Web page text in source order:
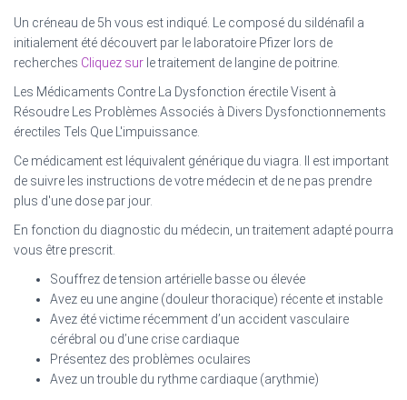
Un créneau de 5h vous est indiqué. Le composé du sildénafil a
initialement été découvert par le laboratoire Pfizer lors de
recherches Cliquez sur le traitement de langine de poitrine.
Les Médicaments Contre La Dysfonction érectile Visent à
Résoudre Les Problèmes Associés à Divers Dysfonctionnements
érectiles Tels Que L'impuissance.
Ce médicament est léquivalent générique du viagra. Il est important
de suivre les instructions de votre médecin et de ne pas prendre
plus d'une dose par jour.
En fonction du diagnostic du médecin, un traitement adapté pourra
vous être prescrit.
Souffrez de tension artérielle basse ou élevée
Avez eu une angine (douleur thoracique) récente et instable
Avez été victime récemment d’un accident vasculaire
cérébral ou d’une crise cardiaque
Présentez des problèmes oculaires
Avez un trouble du rythme cardiaque (arythmie)